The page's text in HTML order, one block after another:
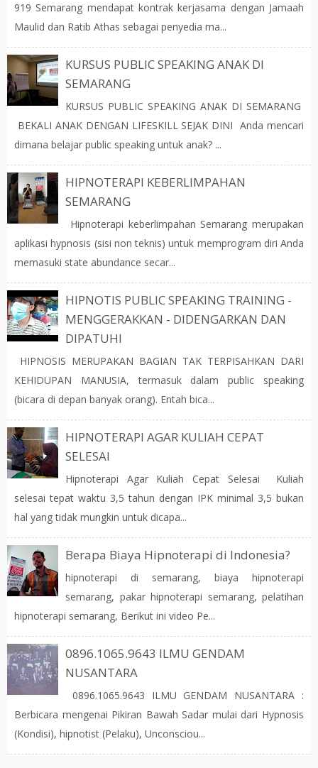
919 Semarang mendapat kontrak kerjasama dengan Jamaah
Maulid dan Ratib Athas sebagai penyedia ma...
KURSUS PUBLIC SPEAKING ANAK DI
SEMARANG
KURSUS PUBLIC SPEAKING ANAK DI SEMARANG
BEKALI ANAK DENGAN LIFESKILL SEJAK DINI Anda mencari
dimana belajar public speaking untuk anak? ...
HIPNOTERAPI KEBERLIMPAHAN
SEMARANG
Hipnoterapi keberlimpahan Semarang merupakan
aplikasi hypnosis (sisi non teknis) untuk memprogram diri Anda
memasuki state abundance secar...
HIPNOTIS PUBLIC SPEAKING TRAINING -
MENGGERAKKAN - DIDENGARKAN DAN
DIPATUHI
HIPNOSIS MERUPAKAN BAGIAN TAK TERPISAHKAN DARI
KEHIDUPAN MANUSIA, termasuk dalam public speaking
(bicara di depan banyak orang). Entah bica...
HIPNOTERAPI AGAR KULIAH CEPAT
SELESAI
Hipnoterapi Agar Kuliah Cepat Selesai Kuliah
selesai tepat waktu 3,5 tahun dengan IPK minimal 3,5 bukan
hal yang tidak mungkin untuk dicapa...
Berapa Biaya Hipnoterapi di Indonesia?
hipnoterapi di semarang, biaya hipnoterapi
semarang, pakar hipnoterapi semarang, pelatihan
hipnoterapi semarang, Berikut ini video Pe...
0896.1065.9643 ILMU GENDAM
NUSANTARA
0896.1065.9643 ILMU GENDAM NUSANTARA :
Berbicara mengenai Pikiran Bawah Sadar mulai dari Hypnosis
(Kondisi), hipnotist (Pelaku), Unconsciou...